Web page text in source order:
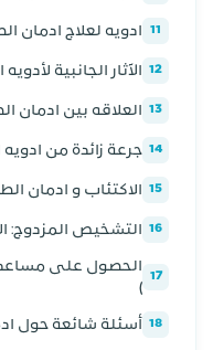
11 ادويه لعلاج ادمان
12 الآثار الجانبية
13 العلاقه بين ادمان
14 جرعة زائدة من
15 الاكتئاب و ادمان
16 التشخيص المزدوج:
17
الحصول على
)
18 أسئلة شائعة حول